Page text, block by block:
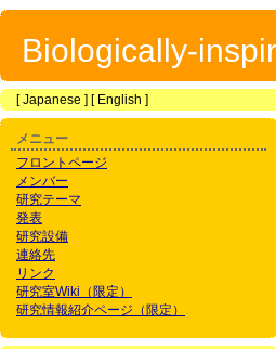
Biologically-
[Japanese ] [ English ]
メニュー
フロントページ
メンバー
研究テーマ
発表
研究設備
連絡先
リンク
研究室Wiki（限定）
研究情報紹介ページ（限定）